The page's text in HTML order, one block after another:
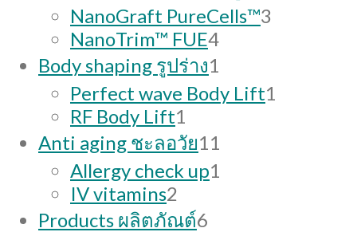
NanoGraft PureCells™3
NanoTrim™ FUE44
Body shaping รูปร่าง1
product
Perfect wave Body Lift1
RF Body Lift1
product
Anti aging ชะลอวัย11
Allergy check up1
IV vitamins2
products
Products ผลิตภัณต์6